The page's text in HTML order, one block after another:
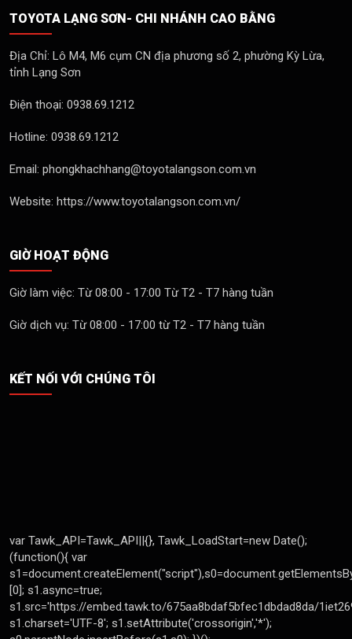
TOYOTA LẠNG SƠN- CHI NHÁNH CAO BẰNG
Địa Chỉ: Lô M4, M6 cụm CN địa phương số 2, phường Kỳ Lừa,
tỉnh Lạng Sơn
Điện thoại: 0938.69.1212
Hotline: 0938.69.1212
Email: phongkhachhang@toyotalangson.com.vn
Website: https://www.toyotalangson.com.vn/
GIỜ HOẠT ĐỘNG
Giờ làm việc: Từ 08:00 - 17:00 Từ T2 - T7 hàng tuần
Giờ dịch vụ: Từ 08:00 - 17:00 từ T2 - T7 hàng tuần
KẾT NỐI VỚI CHÚNG TÔI